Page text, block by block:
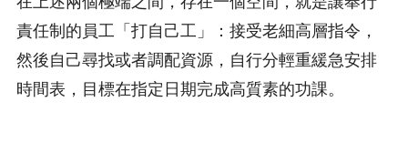
責任制的員工「打自己工」：接受老細高層指令，
然後自己尋找或者調配資源，自行分輕重緩急安排
時間表，目標在指定日期完成高質素的功課。